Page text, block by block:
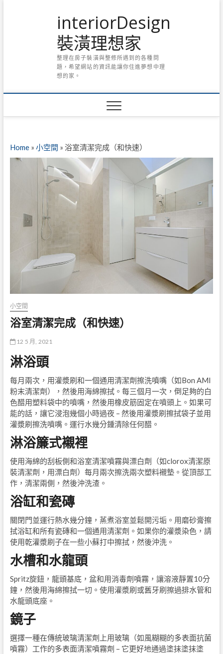
interiorDesign
裝潢理想家
整理在房子裝潢與整修所遇到的各種問
題，希望網站的資訊能讓你住進夢想中理
想的家。
Home» 小空間 » 浴室清潔完成（和快速）
小空間
浴室清潔完成（和快速）
12 5 月, 2021
淋浴頭
每月兩次，用灌漿刷和一個通用清潔劑擦洗噴嘴（如Bon AMI
粉末清潔劑），然後用海綿擦拭。每三個月一次，倒足夠的白
色醋用塑料袋中的噴嘴，然後用橡皮筋固定在噴頭上。如果可
能的話，讓它浸泡幾個小時過夜 – 然後用灌漿刷擦拭袋子並用
灌漿刷擦洗噴嘴。運行水幾分鍾清除任何醋。
淋浴簾式襯裡
使用海綿的刮板側和浴室清潔噴霧與漂白劑（如clorox清潔原
裝清潔劑，用漂白劑）每月兩次擦洗兩次塑料襯墊。從頂部工
作，清潔兩側，然後沖洗渣。
浴缸和瓷磚
關閉門並運行熱水幾分鐘，蒸煮浴室並鬆開污垢。用磨砂膏擦
拭浴缸和所有瓷磚和一個通用清潔劑。如果你的灌漿染色，請
使用乾灌漿刷子在一些小蘇打中擦拭，然後沖洗。
水槽和水龍頭
Spritz旋鈕，龍頭基底，盆和用消毒劑噴霧，讓溶液靜置10分
鐘，然後用海綿擦拭一切。使用灌漿刷或舊牙刷擦過排水管和
水龍頭底座。
鏡子
選擇一種在傳統玻璃清潔劑上用玻璃（如風糊糊的多表面抗菌
噴霧）工作的多表面清潔噴霧劑 – 它更好地通過塗抹塗抹塗